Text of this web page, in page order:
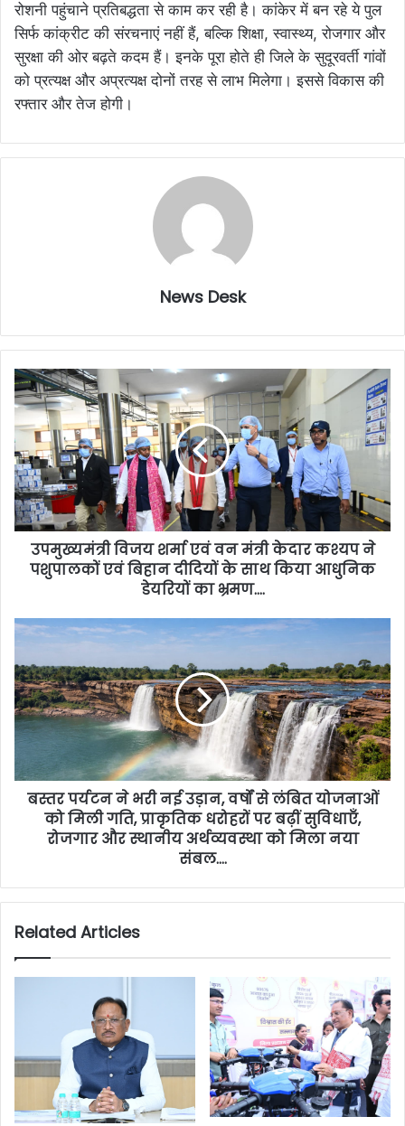
रोशनी पहुंचाने प्रतिबद्धता से काम कर रही है। कांकेर में बन रहे ये पुल
सिर्फ कांक्रीट की संरचनाएं नहीं हैं, बल्कि शिक्षा, स्वास्थ्य, रोजगार और
सुरक्षा की ओर बढ़ते कदम हैं। इनके पूरा होते ही जिले के सुदूरवर्ती गांवों
को प्रत्यक्ष और अप्रत्यक्ष दोनों तरह से लाभ मिलेगा। इससे विकास की
रफ्तार और तेज होगी।
News Desk
उपमुख्यमंत्री विजय शर्मा एवं वन मंत्री केदार कश्यप ने
पशुपालकों एवं बिहान दीदियों के साथ किया आधुनिक
डेयरियों का भ्रमण….
बस्तर पर्यटन ने भरी नई उड़ान, वर्षों से लंबित योजनाओं
को मिली गति, प्राकृतिक धरोहरों पर बढ़ीं सुविधाएँ,
रोजगार और स्थानीय अर्थव्यवस्था को मिला नया
संबल….
Related Articles